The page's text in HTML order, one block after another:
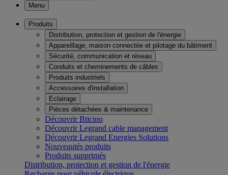
Menu
Produits
Distribution, protection et gestion de l'énergie
Appareillage, maison connectée et pilotage du bâtiment
Sécurité, communication et réseau
Conduits et cheminements de câbles
Produits industriels
Accessoires d'installation
Eclairage
Pièces détachées & maintenance
Découvrir Bticino
Découvrir Legrand cable management
Découvrir Legrand Energies Solutions
Nouveautés produits
Produits supprimés
Distribution, protection et gestion de l'énergie